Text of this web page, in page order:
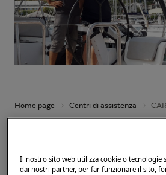
Home page Centri di assistenza
Il nostro sito web utilizza cookie o tecnologie
dai nostri partner, per far funzionare il sito,